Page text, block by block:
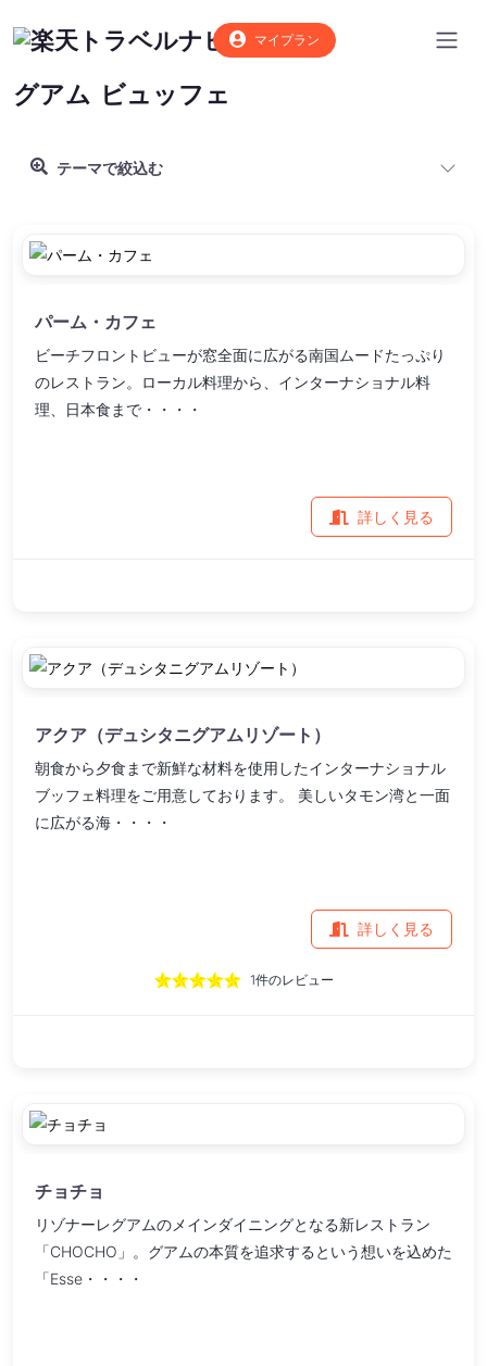
マイプラン
グアム ビュッフェ
テーマで絞込む
パーム・カフェ
ビーチフロントビューが窓全面に広がる南国ムードたっぷり
のレストラン。ローカル料理から、インターナショナル料
理、日本食まで・・・・
詳しく見る
アクア（デュシタニグアムリゾート）
朝食から夕食まで新鮮な材料を使用したインターナショナル
ブッフェ料理をご用意しております。 美しいタモン湾と一面
に広がる海・・・・
詳しく見る
1件のレビュー
チョチョ
リゾナーレグアムのメインダイニングとなる新レストラン
「CHOCHO」。グアムの本質を追求するという想いを込めた
「Esse・・・・